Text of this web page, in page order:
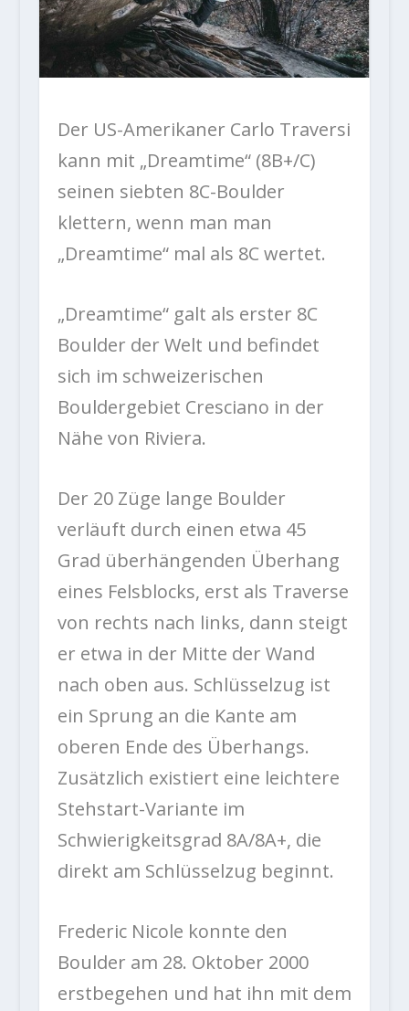
Der US-Amerikaner Carlo Traversi
kann mit „Dreamtime“ (8B+/C)
seinen siebten 8C-Boulder
klettern, wenn man man
„Dreamtime“ mal als 8C wertet.
„Dreamtime“ galt als erster 8C
Boulder der Welt und befindet
sich im schweizerischen
Bouldergebiet Cresciano in der
Nähe von Riviera.
Der 20 Züge lange Boulder
verläuft durch einen etwa 45
Grad überhängenden Überhang
eines Felsblocks, erst als Traverse
von rechts nach links, dann steigt
er etwa in der Mitte der Wand
nach oben aus. Schlüsselzug ist
ein Sprung an die Kante am
oberen Ende des Überhangs.
Zusätzlich existiert eine leichtere
Stehstart-Variante im
Schwierigkeitsgrad 8A/8A+, die
direkt am Schlüsselzug beginnt.
Frederic Nicole konnte den
Boulder am 28. Oktober 2000
erstbegehen und hat ihn mit dem